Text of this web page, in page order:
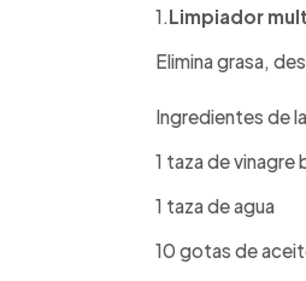
1. Limpiador
Elimina grasa,
Ingredientes de
1 taza de vinagre
1 taza de agua
10 gotas de